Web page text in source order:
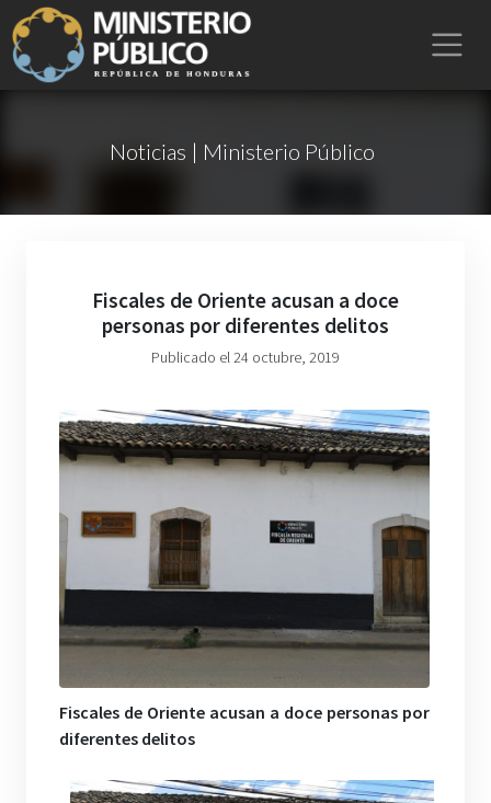
Noticias | Ministerio Público
Fiscales de Oriente acusan a doce
personas por diferentes delitos
Publicado el 24 octubre, 2019
Fiscales de Oriente acusan a doce personas por
diferentes delitos